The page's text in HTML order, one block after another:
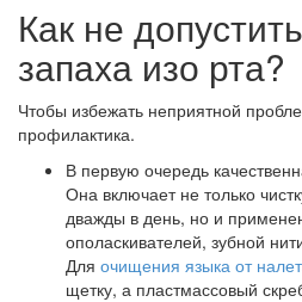
Как не
запаха изо рта?
Чтобы избежать неприятной
профилактика.
В первую очередь
Она включает не только
дважды в день, но и
ополаскивателей, зубной
Для очищения языка от
щетку, а пластмассовый